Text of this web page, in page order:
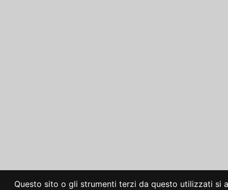
Questo sito o gli strumenti terzi da questo utilizzati si